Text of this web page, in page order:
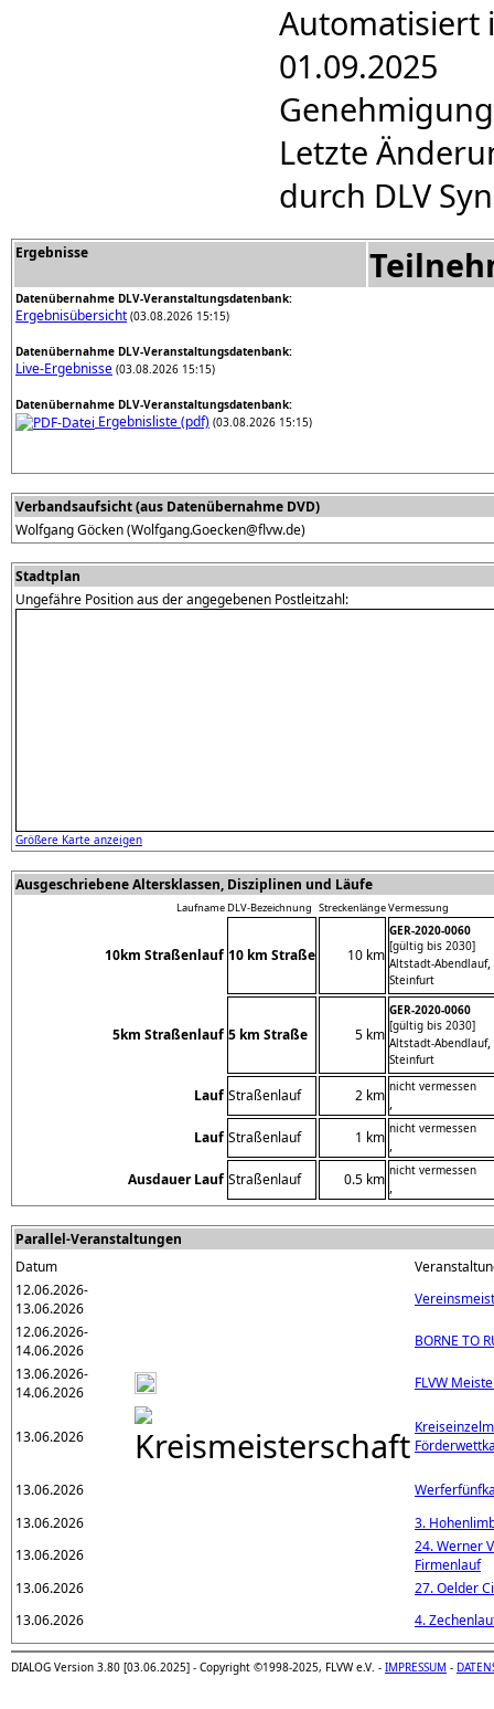
Automatisiert
01.09.2025
Letzte
durch DLV
Ergebnisse
Datenübernahme DLV-Veranstaltungsdatenbank:
Ergebnisübersicht (03.08.2026 15:15)
Datenübernahme DLV-Veranstaltungsdatenbank:
Live-Ergebnisse (03.08.2026 15:15)
Datenübernahme DLV-Veranstaltungsdatenbank:
Ergebnisliste (pdf) (03.08.2026 15:15)
Verbandsaufsicht (aus Datenübernahme DVD)
Wolfgang Göcken (Wolfgang.Goecken@flvw.de)
Stadtplan
Ungefähre Position aus der angegebenen Postleitzahl:
Größere Karte anzeigen
Ausgeschriebene Altersklassen, Disziplinen und Läufe
LaufnameDLV-Bezeichnung StreckenlängeVermessung
10km Straßenlauf 10 km Straße 10 km
GER-2020-0060
[gültig bis 2030]
Altstadt-Abendlauf,
Steinfurt
5km Straßenlauf 5 km Straße 5 km
GER-2020-0060
[gültig bis 2030]
Altstadt-Abendlauf,
Steinfurt
Lauf Straßenlauf 2 km nicht vermessen
,
Lauf Straßenlauf 1 km nicht vermessen
,
Ausdauer Lauf Straßenlauf 0.5 km nicht vermessen
,
Parallel-Veranstaltungen
Datum
12.06.2026-
13.06.2026
12.06.2026-
14.06.2026
BORNE TO
13.06.2026-
14.06.2026
FLVW
13.06.2026
13.06.2026
13.06.2026
3.
13.06.2026
24. Werner
Firmenlauf
13.06.2026
27. Oelder
13.06.2026
4.
DIALOG Version 3.80 [03.06.2025] - Copyright ©1998-2025, FLVW e.V. - IMPRESSUM -